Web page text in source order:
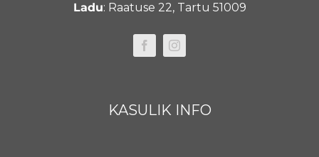
Ladu: Raatuse 22, Tartu 51009
KASULIK INFO